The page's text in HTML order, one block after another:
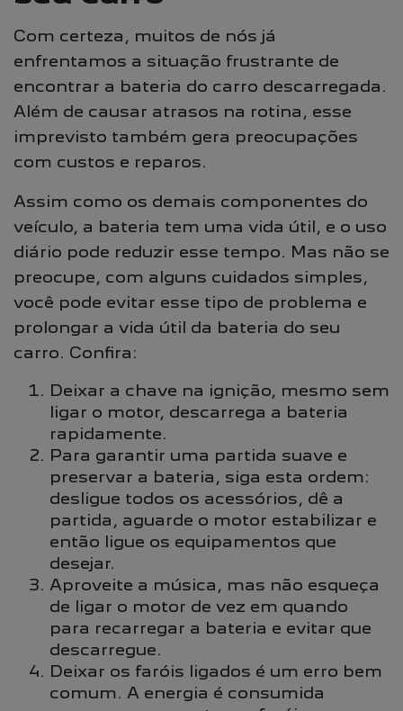
Com certeza, muitos de nós já
enfrentamos a situação frustrante de
encontrar a bateria do carro descarregada.
Além de causar atrasos na rotina, esse
imprevisto também gera preocupações
com custos e reparos.
Assim como os demais componentes do
veículo, a bateria tem uma vida útil, e o uso
diário pode reduzir esse tempo. Mas não se
preocupe, com alguns cuidados simples,
você pode evitar esse tipo de problema e
prolongar a vida útil da bateria do seu
carro. Confira:
Deixar a chave na ignição, mesmo sem
ligar o motor, descarrega a bateria
rapidamente.
Para garantir uma partida suave e
preservar a bateria, siga esta ordem:
desligue todos os acessórios, dê a
partida, aguarde o motor estabilizar e
então ligue os equipamentos que
desejar.
Aproveite a música, mas não esqueça
de ligar o motor de vez em quando
para recarregar a bateria e evitar que
descarregue.
Deixar os faróis ligados é um erro bem
comum. A energia é consumida